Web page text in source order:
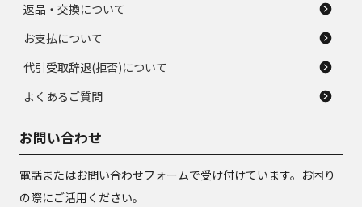
返品・交換について
お支払について
代引受取辞退(拒否)について
よくあるご質問
お問い合わせ
電話またはお問い合わせフォームで受け付けています。お困り
の際にご活用ください。